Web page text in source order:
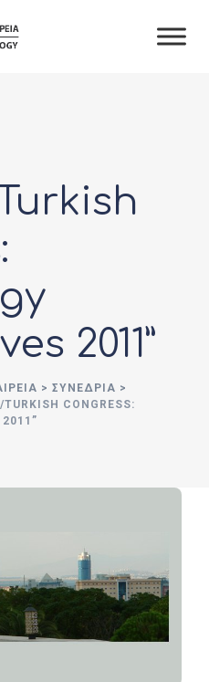
2011”
> ΣΥΝΈΔΡΙΑ >
CONGRESS:
2011”